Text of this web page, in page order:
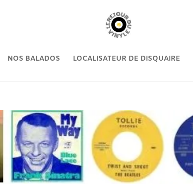
NOS BALADOS LOCALISATEUR DE DISQUAIRE